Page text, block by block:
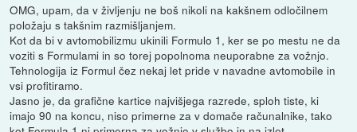
OMG, upam, da v življenju ne boš nikoli na kakšnem odločilnem
položaju s takšnim razmišljanjem.
Kot da bi v avtomobilizmu ukinili Formulo 1, ker se po mestu ne da
voziti s Formulami in so torej popolnoma neuporabne za vožnjo.
Tehnologija iz Formul čez nekaj let pride v navadne avtomobile in
vsi profitiramo.
Jasno je, da grafične kartice najvišjega razrede, sploh tiste, ki
imajo 90 na koncu, niso primerne za v domače računalnike, tako